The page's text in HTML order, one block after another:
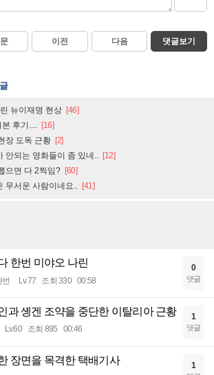
이전 다음 댓글보기
뉴이재명 현상 [46]
후기.... [16]
장 도독 근황 [2]
안되는 영화들이 좀 있네.. [12]
으면 다 2찍임? [60]
무서운 사람이네요.. [41]
한번 미야오 나린
번 Lv.77 조회 330 00:58
0
댓글
과 솅겐 조약을 중단한 이탈리아 근황
Lv.60 조회 895 00:46
1
댓글
장면을 목격한 택배기사 1